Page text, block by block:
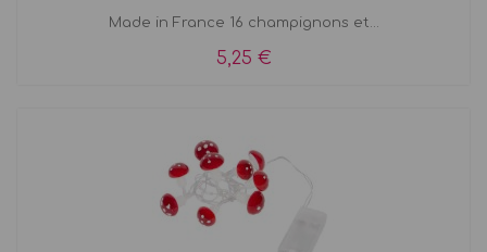
Made in France 16 champignons et...
5,25 €